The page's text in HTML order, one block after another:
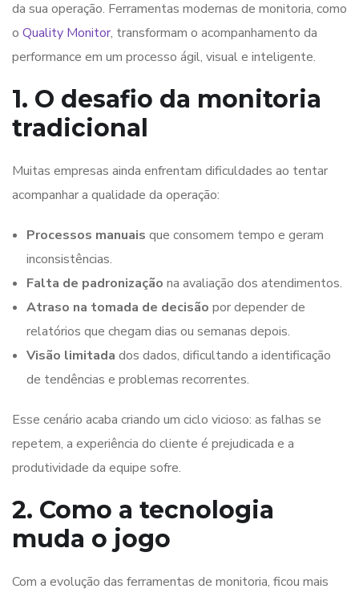
da sua operação. Ferramentas modernas de monitoria, como
o Quality Monitor, transformam o acompanhamento da
performance em um processo ágil, visual e inteligente.
1. O desafio da monitoria
tradicional
Muitas empresas ainda enfrentam dificuldades ao tentar
acompanhar a qualidade da operação:
Processos manuais que consomem tempo e geram
inconsistências.
Falta de padronização na avaliação dos atendimentos.
Atraso na tomada de decisão por depender de
relatórios que chegam dias ou semanas depois.
Visão limitada dos dados, dificultando a identificação
de tendências e problemas recorrentes.
Esse cenário acaba criando um ciclo vicioso: as falhas se
repetem, a experiência do cliente é prejudicada e a
produtividade da equipe sofre.
2. Como a tecnologia
muda o jogo
Com a evolução das ferramentas de monitoria, ficou mais